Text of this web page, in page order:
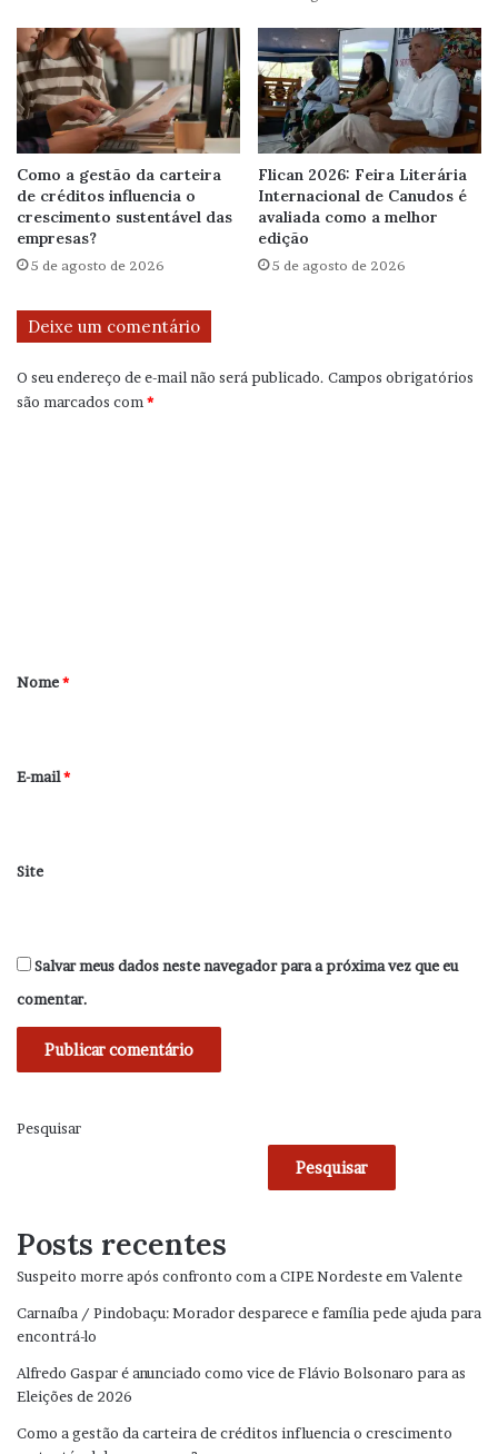
Como a gestão da carteira
de créditos influencia o
crescimento sustentável das
empresas?
5 de agosto de 2026
Flican 2026: Feira Literária
Internacional de Canudos é
avaliada como a melhor
edição
5 de agosto de 2026
Deixe um comentário
O seu endereço de e-mail não será publicado. Campos obrigatórios
são marcados com *
r
*
Nome*
E-mail*
Site
Salvar meus dados neste navegador para a próxima vez que eu
comentar.
Pesquisar
Pesquisar
Posts recentes
Suspeito morre após confronto com a CIPE Nordeste em Valente
Carnaíba / Pindobaçu: Morador desparece e família pede ajuda para
encontrá-lo
Alfredo Gaspar é anunciado como vice de Flávio Bolsonaro para as
Eleições de 2026
Como a gestão da carteira de créditos influencia o crescimento